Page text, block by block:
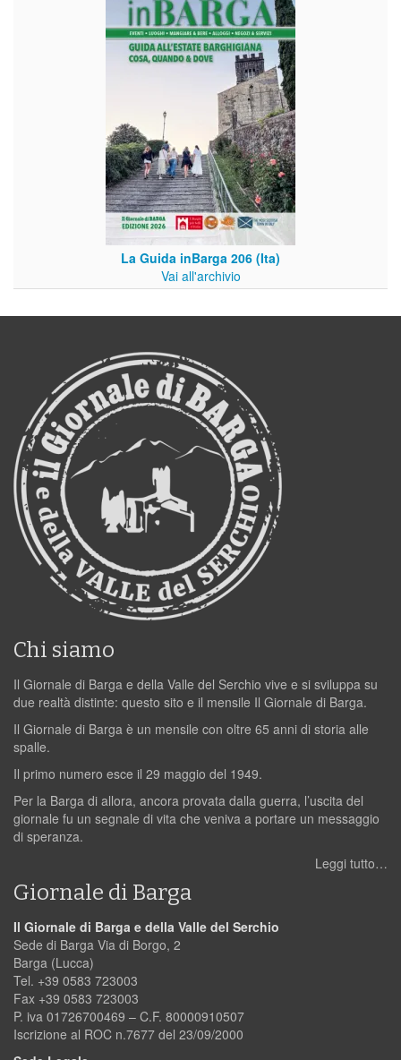
La Guida inBarga 206 (Ita)
Vai all'archivio
Chi siamo
Il Giornale di Barga e della Valle del Serchio vive e si sviluppa su
due realtà distinte: questo sito e il mensile Il Giornale di Barga.
Il Giornale di Barga è un mensile con oltre 65 anni di storia alle
spalle.
Il primo numero esce il 29 maggio del 1949.
Per la Barga di allora, ancora provata dalla guerra, l’uscita del
giornale fu un segnale di vita che veniva a portare un messaggio
di speranza.
Leggi tutto…
Giornale di Barga
Il Giornale di Barga e della Valle del Serchio
Sede di Barga Via di Borgo, 2
Barga (Lucca)
Tel. +39 0583 723003
Fax +39 0583 723003
P. iva 01726700469 – C.F. 80000910507
Iscrizione al ROC n.7677 del 23/09/2000